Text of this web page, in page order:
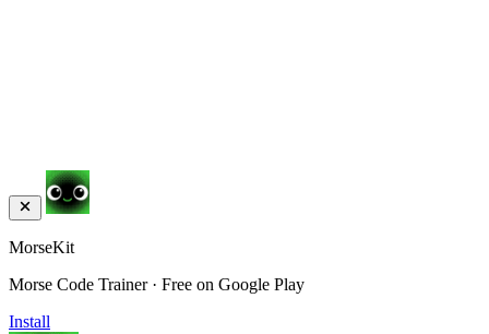
MorseKit
Morse Code Trainer · Free on Google Play
Install